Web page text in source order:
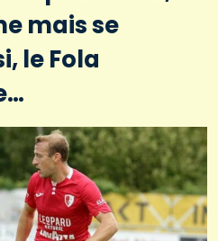
mais se
le Fola